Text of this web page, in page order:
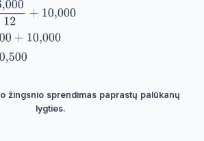
žingsnio sprendimas paprastų palūkanų
lygties.